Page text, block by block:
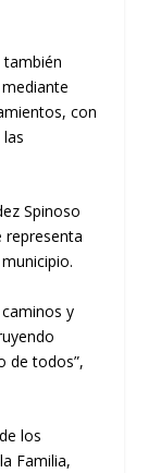
con
Spinoso
representa
y
de todos”,
los
Familia,